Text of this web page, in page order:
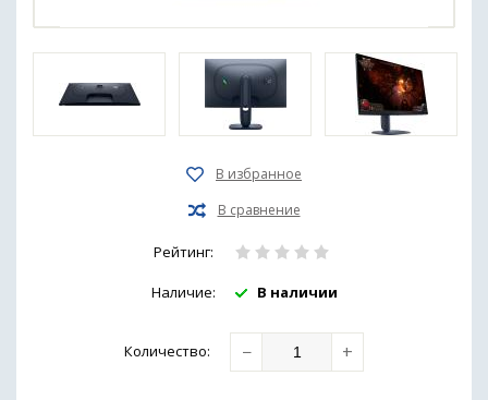
Рейтинг:
Наличие: В наличии
Количество: − +